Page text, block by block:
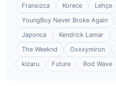
Fransızca
Korece Lehçe
YoungBoy Never Broke Again
Japonca
Kendrick Lamar
The Weeknd
Oxxxymiron
kizaru
Future Rod Wave